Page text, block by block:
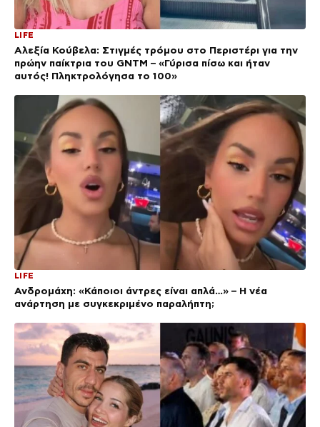
LIFE
Αλεξία Κούβελα: Στιγμές τρόμου στο Περιστέρι για την
πρώην παίκτρια του GNTM – «Γύρισα πίσω και ήταν
αυτός! Πληκτρολόγησα το 100»
LIFE
Ανδρομάχη: «Κάποιοι άντρες είναι απλά…» – Η νέα
ανάρτηση με συγκεκριμένο παραλήπτη;